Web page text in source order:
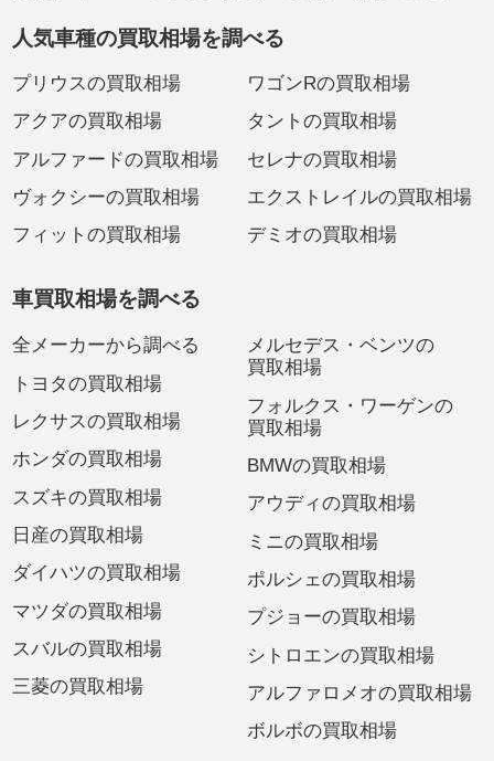
人気車種の買取相場を調べる
プリウスの買取相場
アクアの買取相場
アルファードの買取相場
ヴォクシーの買取相場
フィットの買取相場
ワゴンRの買取相場
タントの買取相場
セレナの買取相場
エクストレイルの買取相場
デミオの買取相場
車買取相場を調べる
全メーカーから調べる
トヨタの買取相場
レクサスの買取相場
ホンダの買取相場
スズキの買取相場
日産の買取相場
ダイハツの買取相場
マツダの買取相場
スバルの買取相場
三菱の買取相場
メルセデス・ベンツの
買取相場
フォルクス・ワーゲンの
買取相場
BMWの買取相場
アウディの買取相場
ミニの買取相場
ポルシェの買取相場
プジョーの買取相場
シトロエンの買取相場
アルファロメオの買取相場
ボルボの買取相場